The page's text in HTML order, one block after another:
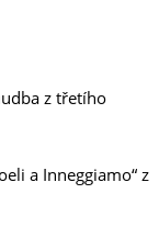
z třetího
a Inneggiamo“ z